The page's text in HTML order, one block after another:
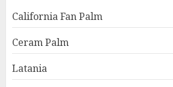
California Fan Palm
Ceram Palm
Latania